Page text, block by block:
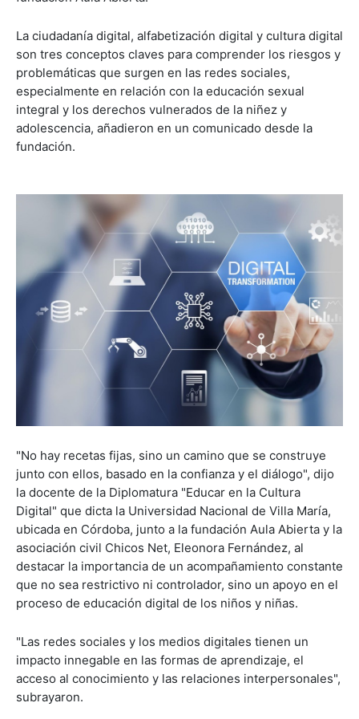
La ciudadanía digital, alfabetización digital y cultura digital
son tres conceptos claves para comprender los riesgos y
problemáticas que surgen en las redes sociales,
especialmente en relación con la educación sexual
integral y los derechos vulnerados de la niñez y
adolescencia, añadieron en un comunicado desde la
fundación.
"No hay recetas fijas, sino un camino que se construye
junto con ellos, basado en la confianza y el diálogo", dijo
la docente de la Diplomatura "Educar en la Cultura
Digital" que dicta la Universidad Nacional de Villa María,
ubicada en Córdoba, junto a la fundación Aula Abierta y la
asociación civil Chicos Net, Eleonora Fernández, al
destacar la importancia de un acompañamiento constante
que no sea restrictivo ni controlador, sino un apoyo en el
proceso de educación digital de los niños y niñas.
"Las redes sociales y los medios digitales tienen un
impacto innegable en las formas de aprendizaje, el
acceso al conocimiento y las relaciones interpersonales",
subrayaron.